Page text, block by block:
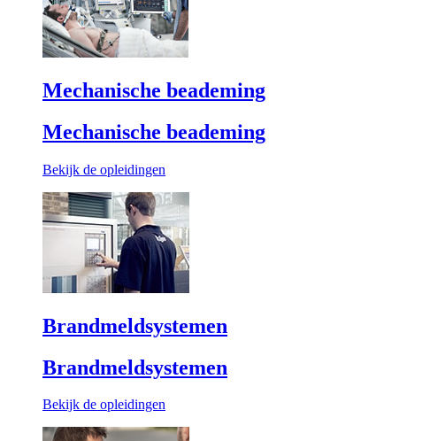
Mechanische beademing
Mechanische beademing
Bekijk de opleidingen
Brandmeldsystemen
Brandmeldsystemen
Bekijk de opleidingen